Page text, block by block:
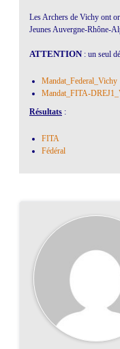
Les Archers de Vichy ont
Jeunes Auvergne-Rhône-
ATTENTION: un seul
Mandat_Federal_Vichy
Mandat_FITA-
Résultats :
FITA
Fédéral